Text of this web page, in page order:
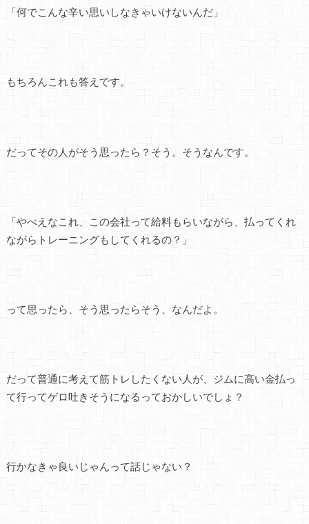
「何でこんな辛い思いしなきゃいけないんだ」
もちろんこれも答えです。
だってその人がそう思ったら？そう。そうなんです。
「やべえなこれ、この会社って給料もらいながら、払ってくれ
ながらトレーニングもしてくれるの？」
って思ったら、そう思ったらそう、なんだよ。
だって普通に考えて筋トレしたくない人が、ジムに高い金払っ
て行ってゲロ吐きそうになるっておかしいでしょ？
行かなきゃ良いじゃんって話じゃない？